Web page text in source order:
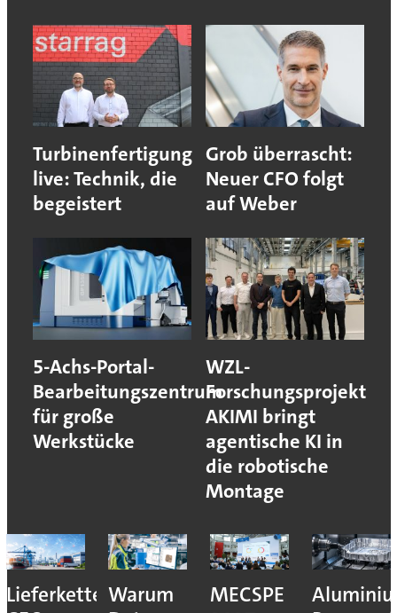
Turbinenfertigung
live: Technik, die
begeistert
Grob überrascht:
Neuer CFO folgt
auf Weber
5-Achs-Portal-
Bearbeitungszentrum
für große
Werkstücke
WZL-
Forschungsprojekt
AKIMI bringt
agentische KI in
die robotische
Montage
Lieferkettenresilienz:
Warum
MECSPE